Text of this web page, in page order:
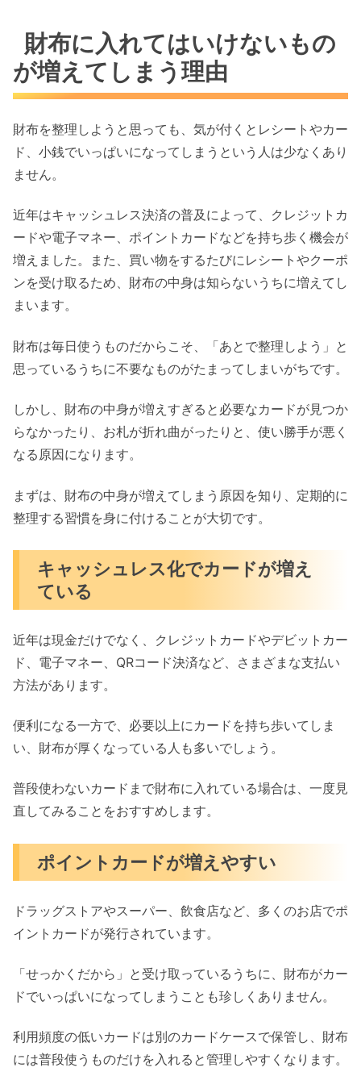
財布に入れてはいけないもの
が増えてしまう理由
財布を整理しようと思っても、気が付くとレシートやカー
ド、小銭でいっぱいになってしまうという人は少なくあり
ません。
近年はキャッシュレス決済の普及によって、クレジットカ
ードや電子マネー、ポイントカードなどを持ち歩く機会が
増えました。また、買い物をするたびにレシートやクーポ
ンを受け取るため、財布の中身は知らないうちに増えてし
まいます。
財布は毎日使うものだからこそ、「あとで整理しよう」と
思っているうちに不要なものがたまってしまいがちです。
しかし、財布の中身が増えすぎると必要なカードが見つか
らなかったり、お札が折れ曲がったりと、使い勝手が悪く
なる原因になります。
まずは、財布の中身が増えてしまう原因を知り、定期的に
整理する習慣を身に付けることが大切です。
キャッシュレス化でカードが増え
ている
近年は現金だけでなく、クレジットカードやデビットカー
ド、電子マネー、QRコード決済など、さまざまな支払い
方法があります。
便利になる一方で、必要以上にカードを持ち歩いてしま
い、財布が厚くなっている人も多いでしょう。
普段使わないカードまで財布に入れている場合は、一度見
直してみることをおすすめします。
ポイントカードが増えやすい
ドラッグストアやスーパー、飲食店など、多くのお店でポ
イントカードが発行されています。
「せっかくだから」と受け取っているうちに、財布がカー
ドでいっぱいになってしまうことも珍しくありません。
利用頻度の低いカードは別のカードケースで保管し、財布
には普段使うものだけを入れると管理しやすくなります。